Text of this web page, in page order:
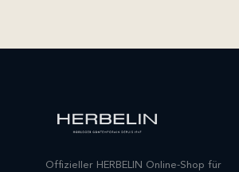
Offizieller HERBELIN Online-Shop für